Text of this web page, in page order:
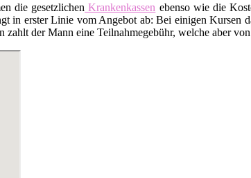
die gesetzlichen Krankenkassen ebenso wie die
in erster Linie vom Angebot ab: Bei einigen Kursen
der Mann eine Teilnahmegebühr, welche aber